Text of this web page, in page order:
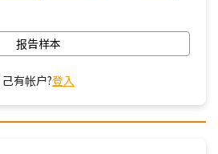
报告样本
己有帐户?登入